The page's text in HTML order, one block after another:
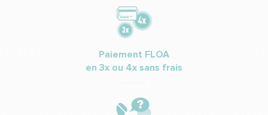
Paiement FLOA
en 3x ou 4x sans frais